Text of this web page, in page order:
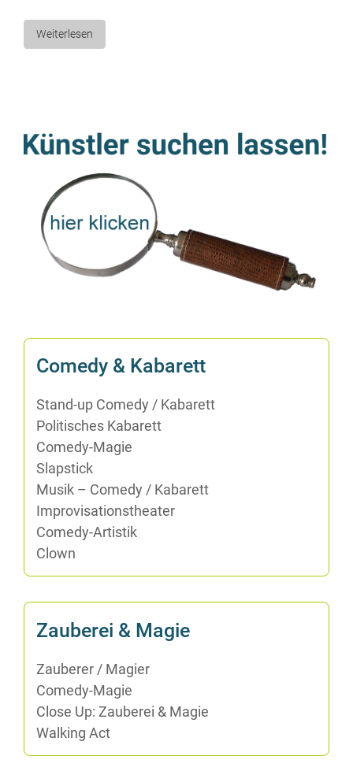
Weiterlesen
Co­me­dy & Kabarett
Stand-up Co­me­dy /​ Ka­ba­rett
Po­li­ti­sches Kabarett
Co­me­dy-Ma­gie
Slap­stick
Mu­sik – Co­me­dy /​ Ka­ba­rett
Im­pro­vi­sa­ti­ons­thea­ter
Co­me­dy-Ar­tis­tik
Clown
Zau­be­rei & Magie
Zau­be­rer /​ Ma­gi­er
Co­me­dy-Ma­gie
Clo­se Up: Zau­be­rei & Magie
Wal­king Act